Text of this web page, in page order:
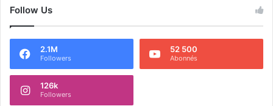
Follow Us
2.1M
Followers
52 500
Abonnés
126k
Followers